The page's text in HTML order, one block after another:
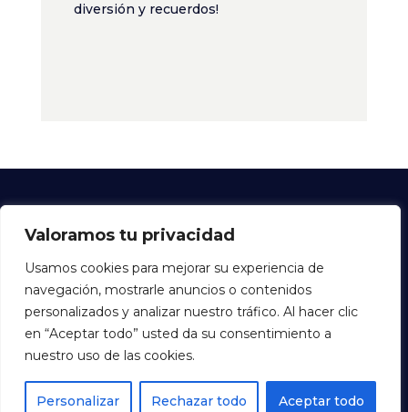
Valoramos tu privacidad
Usamos cookies para mejorar su experiencia de
navegación, mostrarle anuncios o contenidos
personalizados y analizar nuestro tráfico. Al hacer clic
en “Aceptar todo” usted da su consentimiento a
nuestro uso de las cookies.
Personalizar Rechazar todo Aceptar todo
diversión y recuerdos!
Instalación, Montaje y Suministro de Bowling
Política de Privacidad